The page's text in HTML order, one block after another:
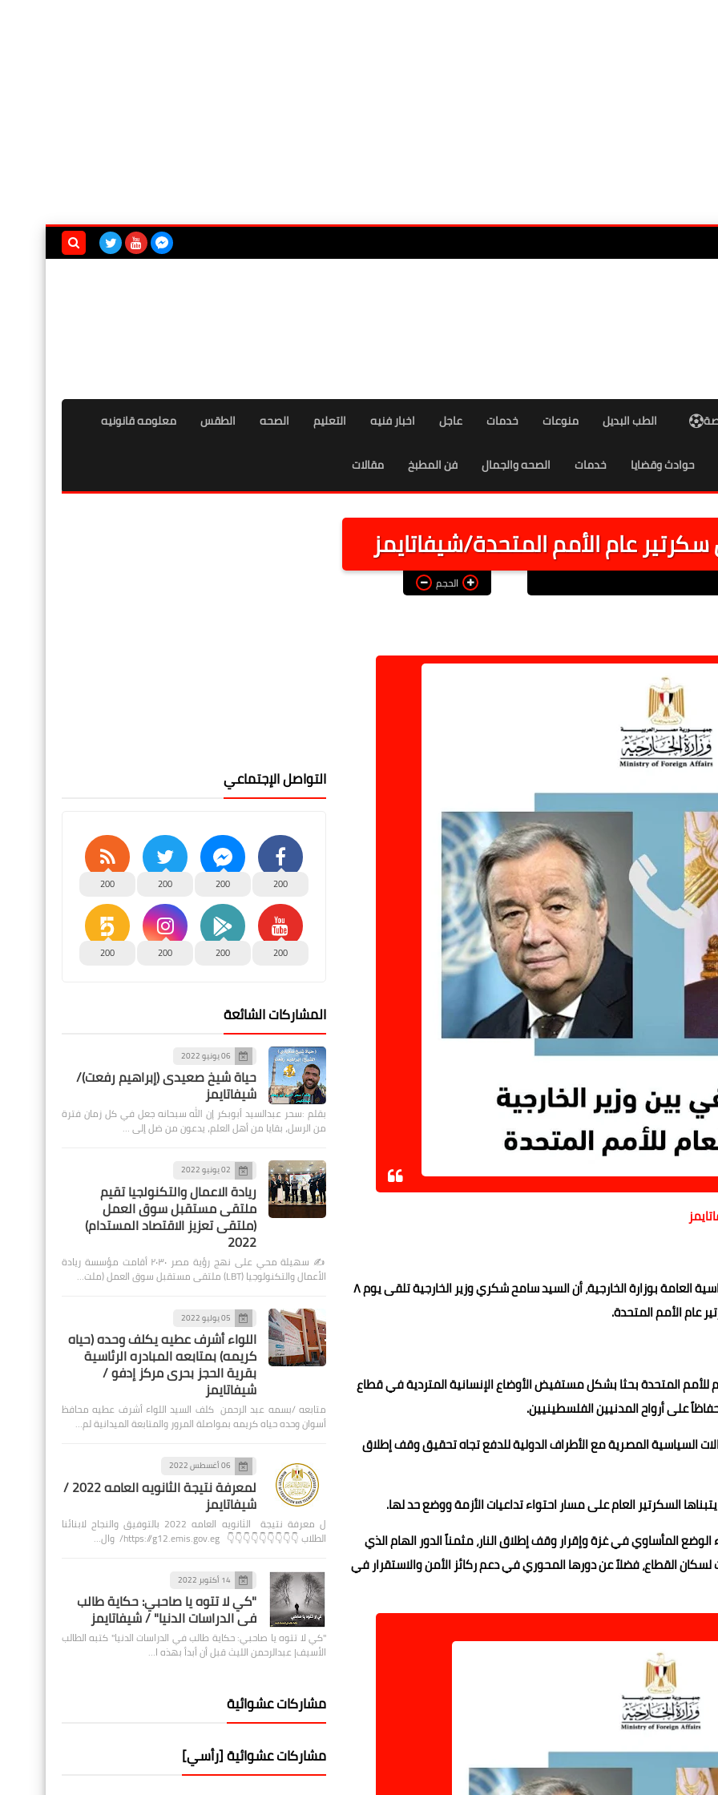
الطب البديل منوعات خدمات عاجل اخبار فنيه التعليم الصحه الطقس معلومه قانونيه
حوادث وقضايا خدمات الصحه والجمال فن المطبخ مقالات
عام الأمم المتحدة/شيفاتايمز
الحجم
ذكر السفير أحمد أبو زيد المتحدث الرسمي ومدير إدارة الدبلوماسية العامة بوزارة الخارجية، أن السيد سامح شكري وزير الخارجية تلقى يوم ٨
عام الأمم المتحدة.
للأمم المتحدة بحثا بشكل مستفيض الأوضاع الإنسانية المتردية في قطاع
على أرواح المدنيين الفلسطينيين.
السياسية المصرية مع الأطراف الدولية للدفع تجاه تحقيق وقف إطلاق
السكرتير العام على مسار احتواء تداعيات الأزمة ووضع حد لها.
المأساوي في غزة وإقرار وقف إطلاق النار، مثمناً الدور الهام الذي
القطاع، فضلاً عن دورها المحوري في دعم ركائز الأمن والاستقرار في
التواصل الإجتماعي
200
200
200
200
200
200
200
200
المشاركات الشائعة
06 يونيو 2022
حياة شيخ صعيدى (إبراهيم رفعت)/
شيفاتايمز
بقلم :سحر عبدالسيد أبوبكر إن الله سبحانه جعل في كل زمان فترة
من الرسل، بقايا من أهل العلم، يدعون من ضل إلى …
02 يونيو 2022
ريادة الاعمال والتكنولجيا تقيم
ملتقى مستقبل سوق العمل
(ملتقى تعزيز الاقتصاد المستدام)
2022
✍️ سهيلة محي على نهج رؤية مصر ٢٠٣٠ أقامت مؤسسة ريادة
الأعمال والتكنولوجيا (LBT) ملتقى مستقبل سوق العمل (ملت…
05 يوليو 2022
اللواء أشرف عطيه يكلف وحده (حياه
كريمه) بمتابعه المبادره الرئاسية
بقرية الحجز بحرى مركز إدفو /
شيفاتايمز
متابعه /بسمه عبد الرحمن كلف السيد اللواء أشرف عطيه محافظ
أسوان وحده حياه كريمه بمواصلة المرور والمتابعة الميدانية لم…
06 أغسطس 2022
لمعرفة نتيجة الثانويه العامه 2022 /
شيفاتايمز
ل معرفة نتيجة الثانويه العامه 2022 بالتوفيق والنجاح لابنائنا
الطلاب 👇👇👇👇👇👇👇👇👇 https://g12.emis.gov.eg/ وال…
14 أكتوبر 2022
"كي لا تتوه يا صاحبي: حكاية طالب
في الدراسات الدنيا" / شيفاتايمز
"كي لا تتوه يا صاحبي: حكاية طالب في الدراسات الدنيا" كتبه الطالب
الأسيف| عبدالرحمن الليث قبل أن أبدأ بهذه ا…
مشاركات عشوائية
مشاركات عشوائية [رأسي]